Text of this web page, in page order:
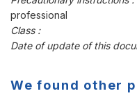
professional
Class :
Date of update of this
We found other